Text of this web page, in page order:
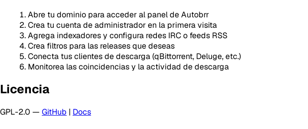
Abre tu dominio para acceder al panel de Autobrr
Crea tu cuenta de administrador en la primera visita
Agrega indexadores y configura redes IRC o feeds RSS
Crea filtros para las releases que deseas
Conecta tus clientes de descarga (qBittorrent, Deluge, etc.)
Monitorea las coincidencias y la actividad de descarga
Licencia
GPL-2.0 — GitHub | Docs